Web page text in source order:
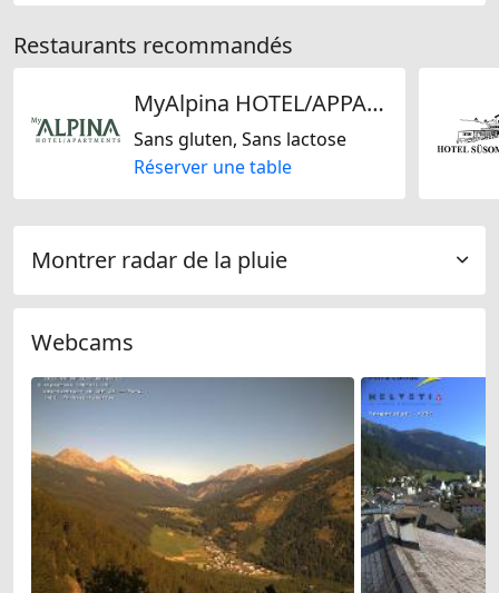
Restaurants recommandés
MyAlpina HOTEL/APPARTMENTS
Sans gluten, Sans lactose
Réserver une table
Montrer radar de la pluie
Webcams